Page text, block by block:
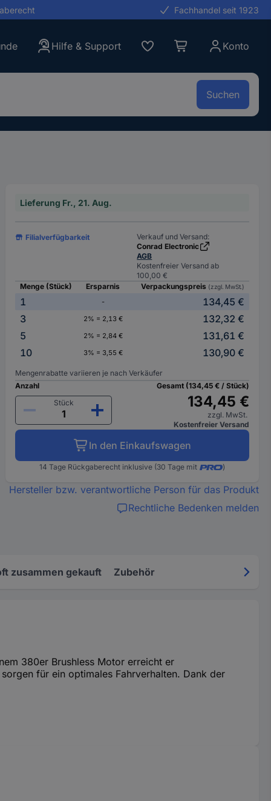
Fachhandel seit 1923
Hilfe & Support Konto
Suchen
Lieferung Fr., 21. Aug.
Filialverfügbarkeit
Verkauf und Versand:
Conrad Electronic
AGB
Kostenfreier Versand ab
100,00 €
Menge (Stück)
Ersparnis Verpackungspreis (zzgl. MwSt.)
1 -
134,45 €
3
2% = 2,13 €
132,32 €
5
2% = 2,84 €
131,61 €
10
3% = 3,55 € 130,90 €
Mengenrabatte variieren je nach Verkäufer
Anzahl
Stück
Gesamt (134,45 € / Stück)
134,45 €
zzgl. MwSt.
Kostenfreier Versand
In den Einkaufswagen
14 Tage Rückgaberecht inklusive (30 Tage mit )
Hersteller bzw. verantwortliche Person für das Produkt
Rechtliche Bedenken melden
zusammen gekauft Zubehör
380er Brushless Motor erreicht er
für ein optimales Fahrverhalten. Dank der